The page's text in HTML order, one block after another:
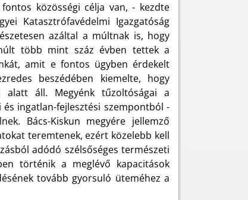
közösségi célja van, - kezdte
Katasztrófavédelmi Igazgatóság
azáltal a múltnak is, hogy
több mint száz évben tettek a
amit e fontos ügyben érdekelt
beszédében kiemelte, hogy
alatt áll. Megyénk tűzoltóságai a
ingatlan-fejlesztési szempontból -
Bács-Kiskun megyére jellemző
teremtenek, ezért közelebb kell
adódó szélsőséges természeti
történik a meglévő kapacitások
tovább gyorsuló üteméhez a